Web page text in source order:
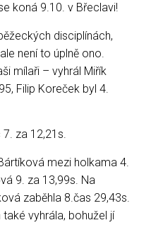
koná 9.10. v Břeclavi!
disciplínách,
není to úplně ono.
mílaři – vyhrál Miřík
Filip Koreček byl 4.
za 12,21s.
mezi holkama 4.
9. za 13,99s. Na
zaběhla 8.čas 29,43s.
vyhrála, bohužel jí